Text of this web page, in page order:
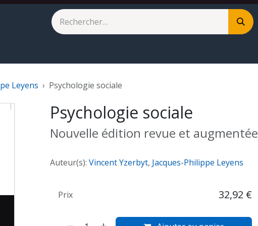
Leyens Psychologie sociale
Psychologie sociale
Nouvelle édition revue et augmentée
Auteur(s): Vincent Yzerbyt, Jacques-Philippe Leyens
Prix 32,92 €